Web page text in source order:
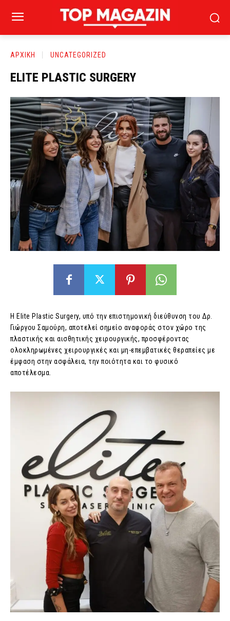
ΑΡΧΙΚΗ UNCATEGORIZED
ELITE PLASTIC SURGERY
Η Elite Plastic Surgery, υπό την επιστημονική διεύθυνση του Δρ.
Γιώργου Σαμούρη, αποτελεί σημείο αναφοράς στον χώρο της
πλαστικής και αισθητικής χειρουργικής, προσφέροντας
ολοκληρωμένες χειρουργικές και μη-επεμβατικές θεραπείες με
έμφαση στην ασφάλεια, την ποιότητα και το φυσικό
αποτέλεσμα.